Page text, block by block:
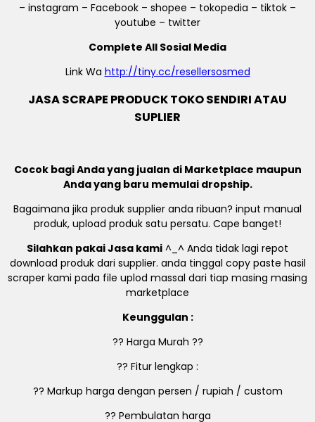
– instagram – Facebook – shopee – tokopedia – tiktok –
youtube – twitter
Complete All Sosial Media
Link Wa http://tiny.cc/resellersosmed
JASA SCRAPE PRODUCK TOKO SENDIRI ATAU
SUPLIER
Cocok bagi Anda yang jualan di Marketplace maupun
Anda yang baru memulai dropship.
Bagaimana jika produk supplier anda ribuan? input manual
produk, upload produk satu persatu. Cape banget!
Silahkan pakai Jasa kami ^_^ Anda tidak lagi repot
download produk dari supplier. anda tinggal copy paste hasil
scraper kami pada file uplod massal dari tiap masing masing
marketplace
Keunggulan :
?? Harga Murah ??
?? Fitur lengkap :
?? Markup harga dengan persen / rupiah / custom
?? Pembulatan harga